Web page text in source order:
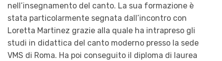
nell’insegnamento del canto. La sua formazione è
stata particolarmente segnata dall’incontro con
Loretta Martinez grazie alla quale ha intrapreso gli
studi in didattica del canto moderno presso la sede
VMS di Roma. Ha poi conseguito il diploma di laurea